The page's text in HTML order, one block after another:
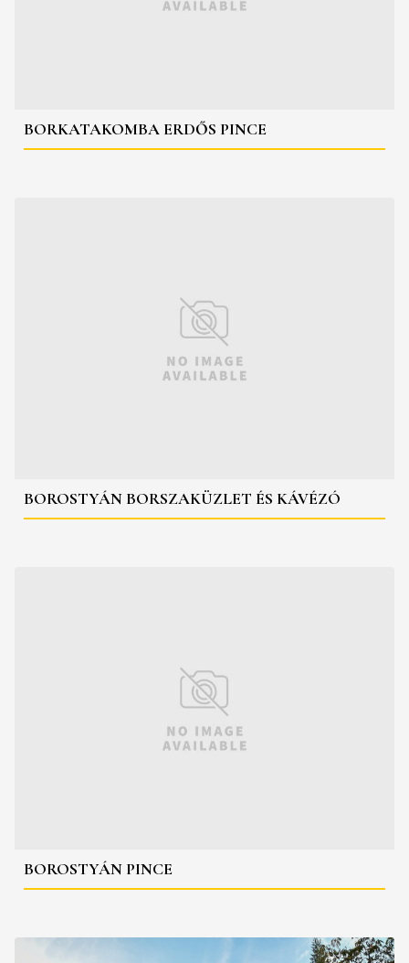
BORKATAKOMBA ERDŐS PINCE
BOROSTYÁN BORSZAKÜZLET ÉS KÁVÉZÓ
BOROSTYÁN PINCE